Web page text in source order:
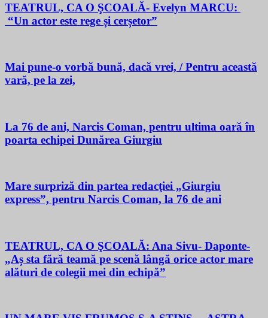
TEATRUL, CA O ŞCOALĂ- Evelyn MARCU:
“Un actor este rege și cerșetor”
Mai pune-o vorbă bună, dacă vrei, / Pentru această
vară, pe la zei,
La 76 de ani, Narcis Coman, pentru ultima oară în
poarta echipei Dunărea Giurgiu
Mare surpriză din partea redacţiei „Giurgiu
express”, pentru Narcis Coman, la 76 de ani
TEATRUL, CA O ŞCOALĂ: Ana Sivu- Daponte-
„Aș sta fără teamă pe scenă lângă orice actor mare
alături de colegii mei din echipă”